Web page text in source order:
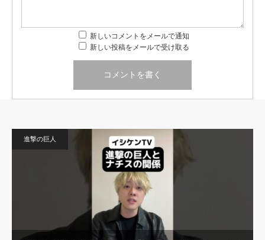
新しいコメントをメールで通知
新しい投稿をメールで受け取る
進撃の巨人